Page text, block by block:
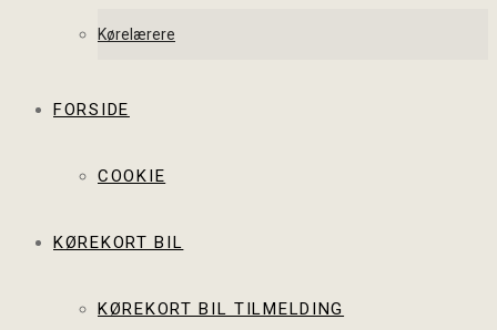
Kørelærere
FORSIDE
COOKIE
KØREKORT BIL
KØREKORT BIL TILMELDING